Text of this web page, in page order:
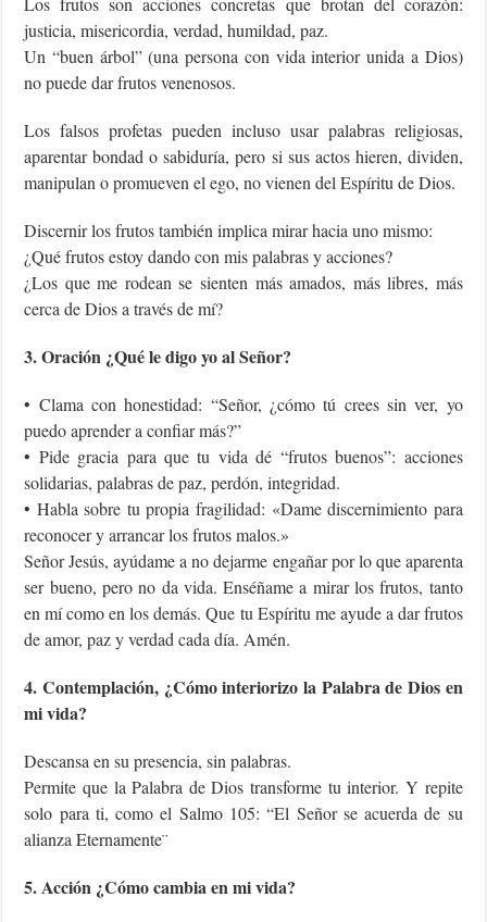
justicia, misericordia, verdad, humildad, paz.
Un “buen árbol” (una persona con vida interior unida a Dios)
no puede dar frutos venenosos.
Los falsos profetas pueden incluso usar palabras religiosas,
aparentar bondad o sabiduría, pero si sus actos hieren, dividen,
manipulan o promueven el ego, no vienen del Espíritu de Dios.
Discernir los frutos también implica mirar hacia uno mismo:
¿Qué frutos estoy dando con mis palabras y acciones?
¿Los que me rodean se sienten más amados, más libres, más
cerca de Dios a través de mí?
3. Oración ¿Qué le digo yo al Señor?
• Clama con honestidad: “Señor, ¿cómo tú crees sin ver, yo
puedo aprender a confiar más?”
• Pide gracia para que tu vida dé “frutos buenos”: acciones
solidarias, palabras de paz, perdón, integridad.
• Habla sobre tu propia fragilidad: «Dame discernimiento para
reconocer y arrancar los frutos malos.»
Señor Jesús, ayúdame a no dejarme engañar por lo que aparenta
ser bueno, pero no da vida. Enséñame a mirar los frutos, tanto
en mí como en los demás. Que tu Espíritu me ayude a dar frutos
de amor, paz y verdad cada día. Amén.
4. Contemplación, ¿Cómo interiorizo la Palabra de Dios en
mi vida?
Descansa en su presencia, sin palabras.
Permite que la Palabra de Dios transforme tu interior. Y repite
solo para ti, como el Salmo 105: “El Señor se acuerda de su
alianza Eternamente¨
5. Acción ¿Cómo cambia en mi vida?